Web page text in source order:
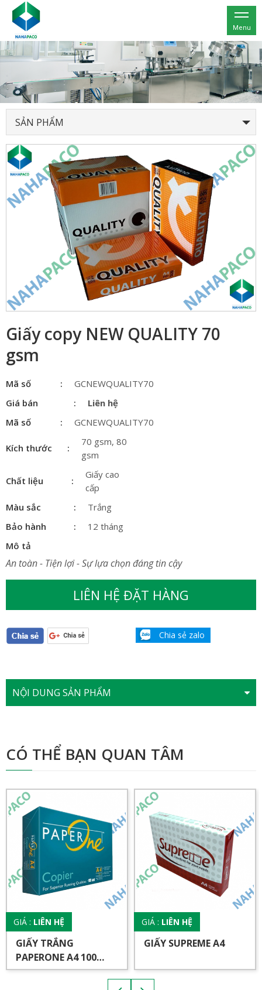
Menu
SẢN PHẨM
Giấy copy NEW QUALITY 70
gsm
Mã số
GCNEWQUALITY70GSM
Giá bán
Liên hệ
Mã số
GCNEWQUALITY70GSM
Kích thước
70 gsm, 80
gsm
Chất liệu
Giấy cao
cấp
Màu sắc
Trắng
Bảo hành
12 tháng
Mô tả
An toàn - Tiện lợi - Sự lựa chọn đáng tin cậy
LIÊN HỆ ĐẶT HÀNG
Chia sẻ zalo
NỘI DUNG SẢN PHẨM
CÓ THỂ BẠN QUAN TÂM
GIÁ : LIÊN HỆ
GIẤY TRẮNG
PAPERONE A4 100
GSM
GIÁ : LIÊN HỆ
GIẤY SUPREME A4